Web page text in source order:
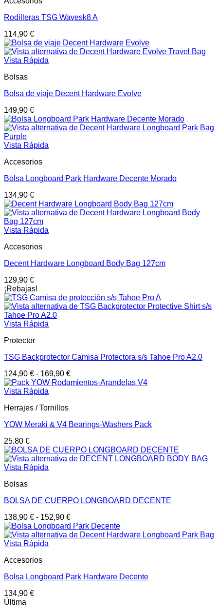
Rodilleras TSG Wavesk8 A
114,90 €
Vista Rápida
Bolsas
Bolsa de viaje Decent Hardware Evolve
149,90 €
Vista Rápida
Accesorios
Bolsa Longboard Park Hardware Decente Morado
134,90 €
Vista Rápida
Accesorios
Decent Hardware Longboard Body Bag 127cm
129,90 €
¡Rebajas!
Vista Rápida
Protector
TSG Backprotector Camisa Protectora s/s Tahoe Pro A2.0
124,90 € - 169,90 €
Vista Rápida
Herrajes / Tornillos
YOW Meraki & V4 Bearings-Washers Pack
25,80 €
Vista Rápida
Bolsas
BOLSA DE CUERPO LONGBOARD DECENTE
138,90 € - 152,90 €
Vista Rápida
Accesorios
Bolsa Longboard Park Hardware Decente
134,90 €
Última